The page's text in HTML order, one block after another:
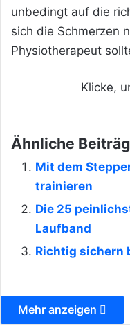
unbedingt auf die
sich die Schmerzen
Physiotherapeut
Klicke,
Ähnliche
Mit dem
trainieren
Die 25
Laufband
Richtig sichern
Mehr anzeigen